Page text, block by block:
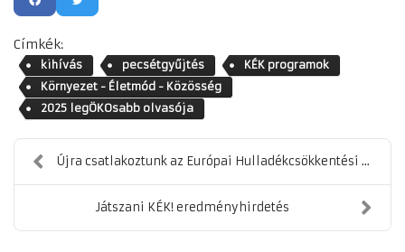
Címkék:
kihívás pecsétgyűjtés
KÉK programok
Környezet - Életmód - Közösség
2025 legÖKOsabb olvasója
Újra csatlakoztunk az Európai Hulladékcsökkentési ...
Játszani KÉK! eredményhirdetés